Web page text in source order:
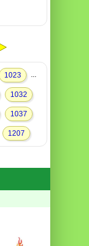
1023 ...
1032
1037
1207